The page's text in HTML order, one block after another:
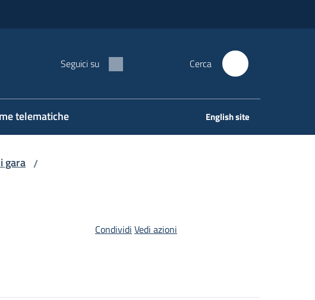
Seguici su Cerca
telematiche English site
gara /
Condividi Vedi azioni